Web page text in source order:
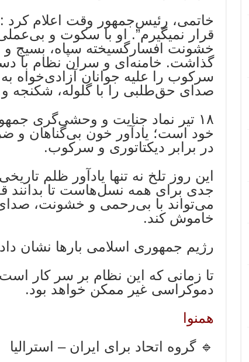
خاتمی، رئیس‌جمهور وقت اعلام کرد
قرار نمیگیرم”. او با سکوت و
خشونت افسارگسیخته سپاه، بسیج و
گذاشت. خامنه‌ای و سران نظام با
سرکوب را علیه جوانان آزادی‌خواه
صدای حق‌طلبی را با گلوله، شکنجه و
۱۸ تیر نماد جنایت و وحشی‌گری
خود است؛ یادآور خون بی‌گناهان و
در برابر دیکتاتوری و سرکوب.
این روز تلخ نه تنها یادآور ظلم
جدی برای همه نسل‌هاست تا
می‌تواند با بی‌رحمی و خشونت،
خاموش کند.
رژیم جمهوری اسلامی بارها نشان
تا زمانی که این نظام بر سر کار
دموکراسی غیر ممکن خواهد بود.
همنوا
🔹 گروه اتحاد برای ایران – استرالیا